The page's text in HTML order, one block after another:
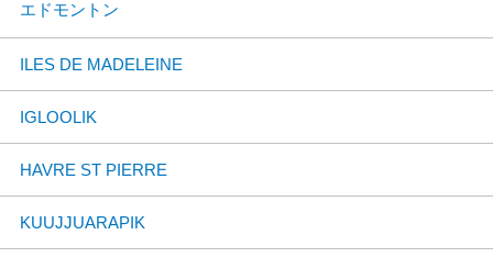
エドモントン
ILES DE MADELEINE
IGLOOLIK
HAVRE ST PIERRE
KUUJJUARAPIK